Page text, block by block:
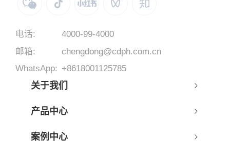
电话:
4000-99-4000
邮箱:
chengdong@cdph.com.cn
WhatsApp: +8618001125785
关于我们
产品中心
案例中心